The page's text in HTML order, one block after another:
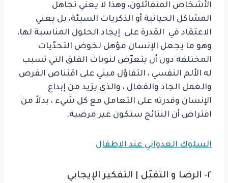
الأشخاص المتفائلون، وهذا لا يعني تجاهل
المشاكل الحياتية أو الذكريات السيئة، بل يعني
الاعتقاد في القدرة على إيجاد الحلول المناسبة لها،
وهو ما يجعل الإنسان مؤهل لخوض التحدّيات
المختلفة دون أن يتعرّض لنوبات القلق التي تسبب
له الألم النفسي ، التفاؤل مبني على اقتناص الفرص
والعمل الجاد والفعال ، والذي يزيد من إبداع
الإنسان وقدرته على التعامل مع كل شيء ، بدلاً من
افتراض أن النتائج ستكون غير مرضية.
السلوك العدواني عند الاطفال
٢- الرضا و التقبّل | التفكير الإيجابي